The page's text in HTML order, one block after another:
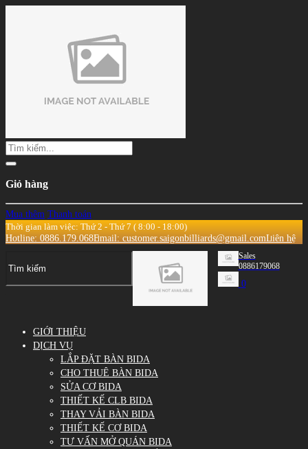
Giỏ hàng
Mua thêm Thanh toán
Thời gian làm việc: Thứ 2 - Thứ 7 ( 8:00 - 18:00)
Hotline: 0886.179.068Email: customer.saigonbilliards@gmail.comLiên hệ
Sales
0886179068
0
GIỚI THIỆU
DỊCH VỤ
LẮP ĐẶT BÀN BIDA
CHO THUÊ BÀN BIDA
SỬA CƠ BIDA
THIẾT KẾ CLB BIDA
THAY VẢI BÀN BIDA
THIẾT KẾ CƠ BIDA
TƯ VẤN MỞ QUÁN BIDA